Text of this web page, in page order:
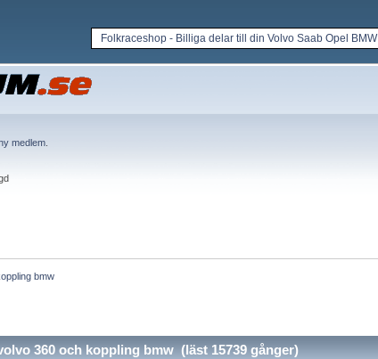
Folkraceshop - Billiga delar till din Volvo Saab Opel BMW
medlem
bmw
360 och koppling bmw (läst 15739 gånger)